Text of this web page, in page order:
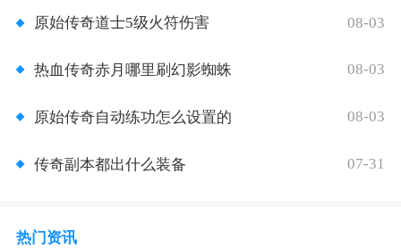
原始传奇道士5级火符伤害 08-03
热血传奇赤月哪里刷幻影蜘蛛 08-03
原始传奇自动练功怎么设置的 08-03
传奇副本都出什么装备 07-31
热门资讯